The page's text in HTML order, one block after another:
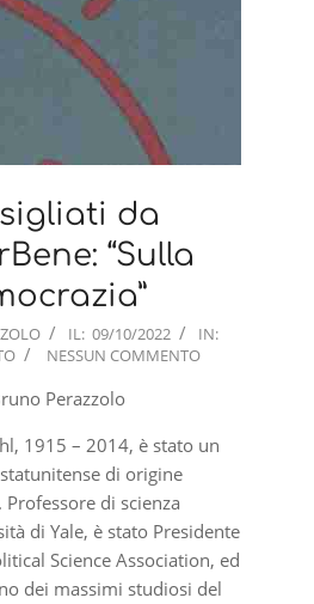
da
“Sulla
IL: 09/10/2022
IN:
NESSUN COMMENTO
Perazzolo
1915 – 2014, è stato un
di origine
Professore di scienza
di Yale, è stato Presidente
Science Association, ed
dei massimi studiosi del